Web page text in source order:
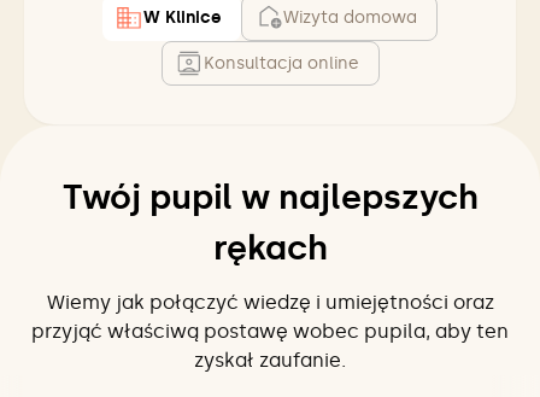
W Klinice Wizyta domowa
Konsultacja online
Twój pupil w najlepszych
rękach
Wiemy jak połączyć wiedzę i umiejętności oraz
przyjąć właściwą postawę wobec pupila, aby ten
zyskał zaufanie.